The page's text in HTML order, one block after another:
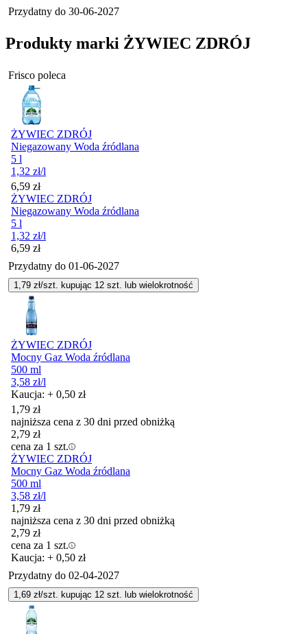
Przydatny do 30-06-2027
Produkty marki ŻYWIEC ZDRÓJ
Frisco poleca
ŻYWIEC ZDRÓJ
Niegazowany Woda źródlana
5 l
1,32 zł/l
Cena
6,59 zł
ŻYWIEC ZDRÓJ
Niegazowany Woda źródlana
5 l
1,32 zł/l
Cena
6,59 zł
Przydatny do 01-06-2027
1,79 zł/szt. kupując 12 szt. lub wielokrotność
ŻYWIEC ZDRÓJ
Mocny Gaz Woda źródlana
500 ml
3,58 zł/l
Kaucja: + 0,50 zł
1,79 zł
najniższa cena z 30 dni przed obniżką
2,79 zł
cena za 1 szt.
ŻYWIEC ZDRÓJ
Mocny Gaz Woda źródlana
500 ml
3,58 zł/l
1,79 zł
najniższa cena z 30 dni przed obniżką
2,79 zł
cena za 1 szt.
Kaucja: + 0,50 zł
Przydatny do 02-04-2027
1,69 zł/szt. kupując 12 szt. lub wielokrotność